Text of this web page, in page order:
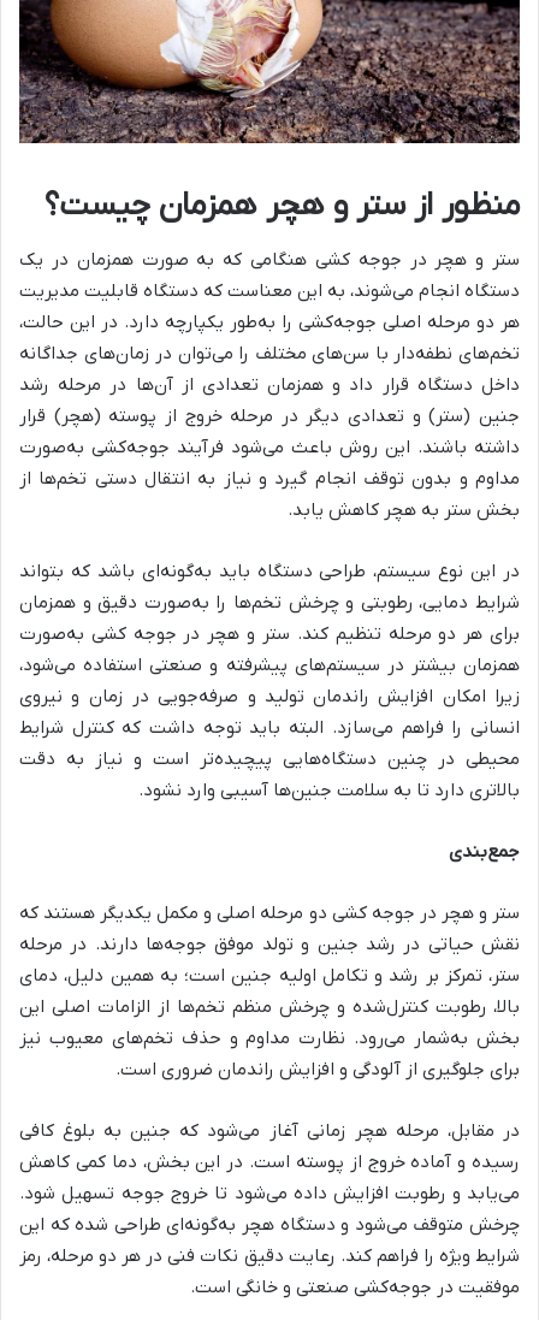
منظور از ستر و هچر همزمان چیست؟
ستر و هچر در جوجه کشی هنگامی که به صورت همزمان در یک
دستگاه انجام می‌شوند، به این معناست که دستگاه قابلیت مدیریت
هر دو مرحله اصلی جوجه‌کشی را به‌طور یکپارچه دارد. در این حالت،
تخم‌های نطفه‌دار با سن‌های مختلف را می‌توان در زمان‌های جداگانه
داخل دستگاه قرار داد و همزمان تعدادی از آن‌ها در مرحله رشد
جنین (ستر) و تعدادی دیگر در مرحله خروج از پوسته (هچر) قرار
داشته باشند. این روش باعث می‌شود فرآیند جوجه‌کشی به‌صورت
مداوم و بدون توقف انجام گیرد و نیاز به انتقال دستی تخم‌ها از
بخش ستر به هچر کاهش یابد.
در این نوع سیستم، طراحی دستگاه باید به‌گونه‌ای باشد که بتواند
شرایط دمایی، رطوبتی و چرخش تخم‌ها را به‌صورت دقیق و همزمان
برای هر دو مرحله تنظیم کند. ستر و هچر در جوجه کشی به‌صورت
همزمان بیشتر در سیستم‌های پیشرفته و صنعتی استفاده می‌شود،
زیرا امکان افزایش راندمان تولید و صرفه‌جویی در زمان و نیروی
انسانی را فراهم می‌سازد. البته باید توجه داشت که کنترل شرایط
محیطی در چنین دستگاه‌هایی پیچیده‌تر است و نیاز به دقت
بالاتری دارد تا به سلامت جنین‌ها آسیبی وارد نشود.
جمع‌بندی
ستر و هچر در جوجه کشی دو مرحله اصلی و مکمل یکدیگر هستند که
نقش حیاتی در رشد جنین و تولد موفق جوجه‌ها دارند. در مرحله
ستر، تمرکز بر رشد و تکامل اولیه جنین است؛ به همین دلیل، دمای
بالا، رطوبت کنترل‌شده و چرخش منظم تخم‌ها از الزامات اصلی این
بخش به‌شمار می‌رود. نظارت مداوم و حذف تخم‌های معیوب نیز
برای جلوگیری از آلودگی و افزایش راندمان ضروری است.
در مقابل، مرحله هچر زمانی آغاز می‌شود که جنین به بلوغ کافی
رسیده و آماده خروج از پوسته است. در این بخش، دما کمی کاهش
می‌یابد و رطوبت افزایش داده می‌شود تا خروج جوجه تسهیل شود.
چرخش متوقف می‌شود و دستگاه هچر به‌گونه‌ای طراحی شده که این
شرایط ویژه را فراهم کند. رعایت دقیق نکات فنی در هر دو مرحله، رمز
موفقیت در جوجه‌کشی صنعتی و خانگی است.